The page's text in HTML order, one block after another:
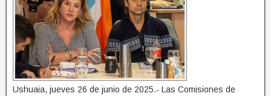
Ushuaia, jueves 26 de junio de 2025.- Las Comisiones de